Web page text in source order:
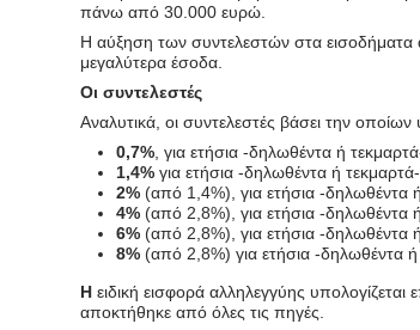
πάνω από 30.000 ευρώ.
Η αύξηση των συντελεστών στα
μεγαλύτερα έσοδα.
Οι συντελεστές
Αναλυτικά, οι συντελεστές βάσει την
0,7% , για ετήσια -δηλωθέντα ή
1,4% για ετήσια -δηλωθέντα ή
2% (από 1,4%), για ετήσια -δηλωθέντα
4% (από 2,8%), για ετήσια -δηλωθέντα
6% (από 2,8%), για ετήσια -δηλωθέντα
8% (από 2,8%) για ετήσια -δηλωθέντα
Η ειδική εισφορά αλληλεγγύης
αποκτήθηκε από όλες τις πηγές.